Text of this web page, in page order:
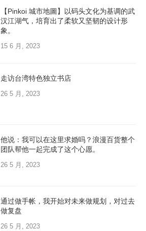
【Pinkoi 城市地圖】以码头文化为基调的武
汉江湖气，培育出了柔软又坚韧的设计形
象。
15 6 月, 2023
走访台湾特色独立书店
26 5 月, 2023
他说：我可以在这里求婚吗？浪漫百货整个
团队帮他一起完成了这个心愿。
26 5 月, 2023
通过做手帐，我开始对未来做规划，对过去
做复盘
26 5 月, 2023